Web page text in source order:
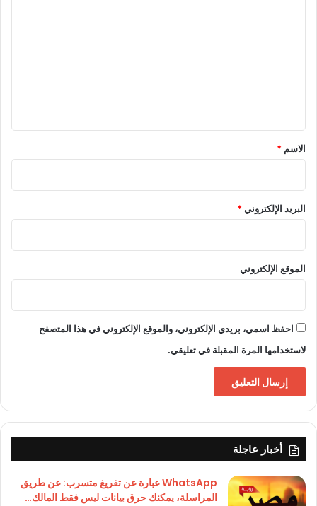
*
الاسم *
البريد الإلكتروني*
الموقع الإلكتروني
احفظ اسمي، بريدي الإلكتروني، والموقع الإلكتروني في هذا المتصفح
لاستخدامها المرة المقبلة في تعليقي.
أخبار عاجلة
WhatsApp عبارة عن تفريغ متسرب: عن طريق
المراسلة، يمكنك حرق بيانات ليس فقط المالك…